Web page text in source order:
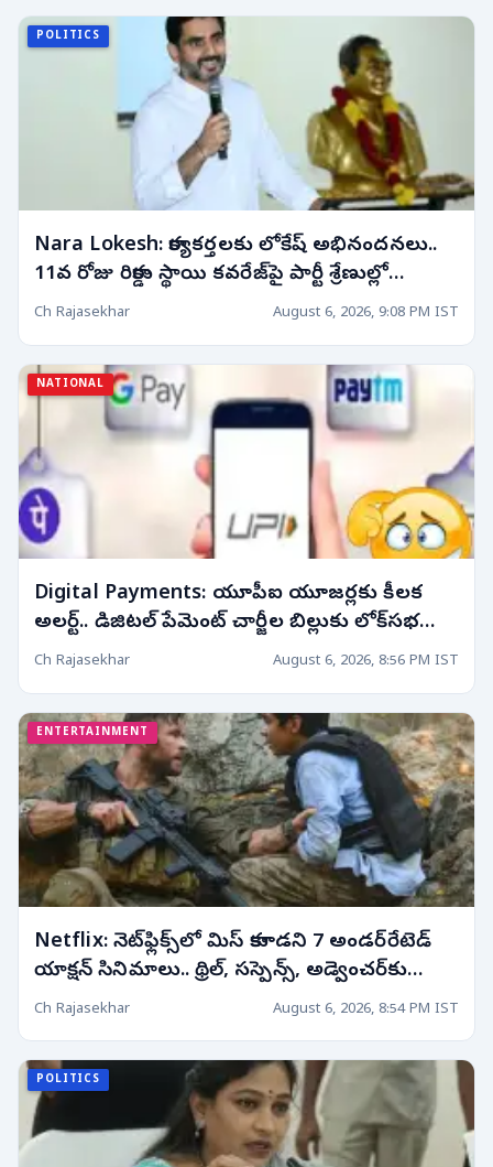
POLITICS
Nara Lokesh: కార్యకర్తలకు లోకేష్ అభినందనలు..
11వ రోజు రికార్డు స్థాయి కవరేజ్‌పై పార్టీ శ్రేణుల్లో
ఉత్సాహం!
Ch Rajasekhar August 6, 2026, 9:08 PM IST
NATIONAL
Digital Payments: యూపీఐ యూజర్లకు కీలక
అలర్ట్.. డిజిటల్ పేమెంట్ చార్జీల బిల్లుకు లోక్‌సభ
ఆమోదం! వినియోగదారుల్లో పెరిగిన ఉత్కంఠ!
Ch Rajasekhar August 6, 2026, 8:56 PM IST
ENTERTAINMENT
Netflix: నెట్‌ఫ్లిక్స్‌లో మిస్ కాకూడని 7 అండర్‌రేటెడ్
యాక్షన్ సినిమాలు.. థ్రిల్, సస్పెన్స్, అడ్వెంచర్‌కు
పర్ఫెక్ట్ ఛాయిస్!
Ch Rajasekhar August 6, 2026, 8:54 PM IST
POLITICS